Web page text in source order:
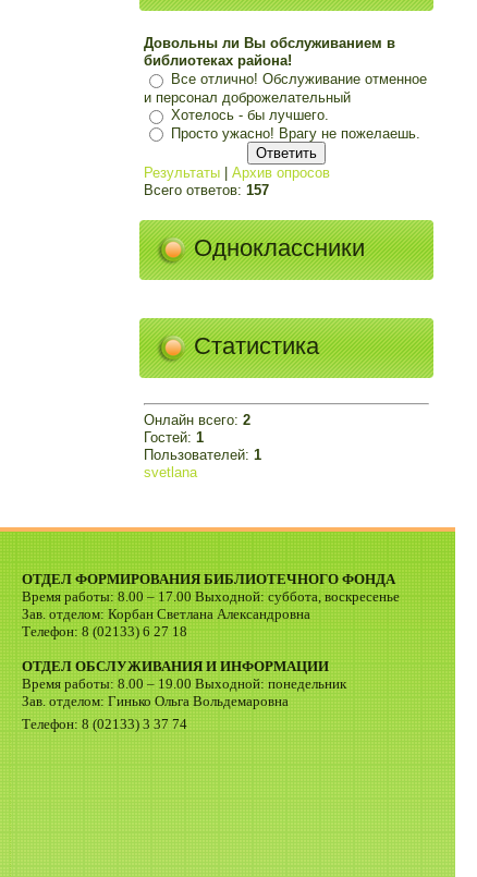
Довольны ли Вы обслуживанием в
библиотеках района!
Все отлично! Обслуживание отменное
и персонал доброжелательный
Хотелось - бы лучшего.
Просто ужасно! Врагу не пожелаешь.
Результаты| Архив опросов
Всего ответов: 157
Одноклассники
Статистика
Онлайн всего: 2
Гостей: 1
Пользователей: 1
svetlana
ОТДЕЛ ФОРМИРОВАНИЯ БИБЛИОТЕЧНОГО ФОНДА
Время работы: 8.00 – 17.00 Выходной: суббота, воскресенье
Зав. отделом: Корбан Светлана Александровна
Телефон: 8 (02133) 6 27 18
ОТДЕЛ ОБСЛУЖИВАНИЯ И ИНФОРМАЦИИ
Время работы: 8.00 – 19.00 Выходной: понедельник
Зав. отделом: Гинько Ольга Вольдемаровна
Телефон: 8 (02133) 3 37 74